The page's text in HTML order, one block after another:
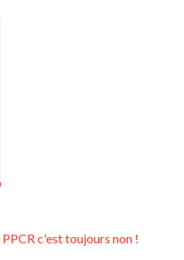
PPCR c'est toujours non !